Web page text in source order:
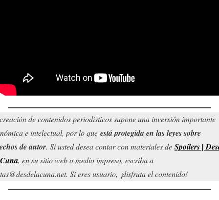
de contenidos periodísticos supone una inversión importante
e intelectual, por lo que está protegida en las leyes sobre
de autor. Si usted desea contar con materiales de Spoilers |
, en su sitio web o medio impreso, escriba a
Si eres usuario, ¡disfruta el contenido!